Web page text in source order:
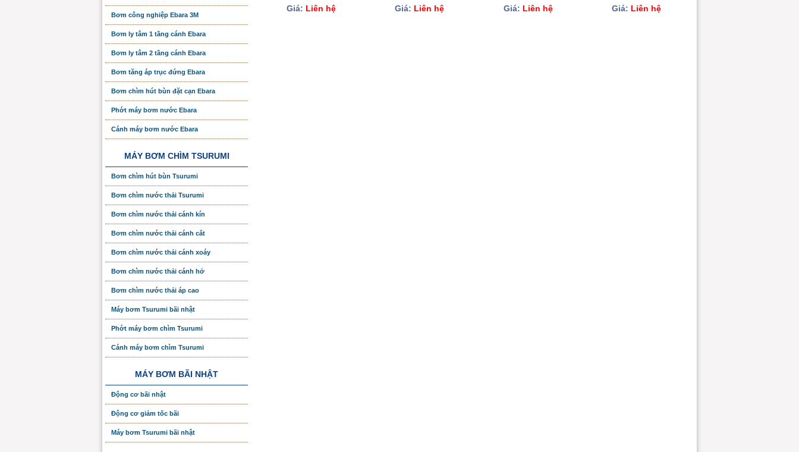
Giá: Liên hệ Giá: Liên hệ Giá: Liên hệ Giá: Liên hệ
Bơm công nghiệp Ebara 3M
Bơm ly tâm 1 tầng cánh Ebara
Bơm ly tâm 2 tầng cánh Ebara
Bơm tăng áp trục đứng Ebara
Bơm chìm hút bùn đặt cạn Ebara
Phớt máy bơm nước Ebara
Cánh máy bơm nước Ebara
MÁY BƠM CHÌM TSURUMI
Bơm chìm hút bùn Tsurumi
Bơm chìm nước thải Tsurumi
Bơm chìm nước thải cánh kín
Bơm chìm nước thải cánh cắt
Bơm chìm nước thải cánh xoáy
Bơm chìm nước thải cánh hở
Bơm chìm nước thải áp cao
Máy bơm Tsurumi bãi nhật
Phớt máy bơm chìm Tsurumi
Cánh máy bơm chìm Tsurumi
MÁY BƠM BÃI NHẬT
Động cơ bãi nhật
Động cơ giảm tốc bãi
Máy bơm Tsurumi bãi nhật